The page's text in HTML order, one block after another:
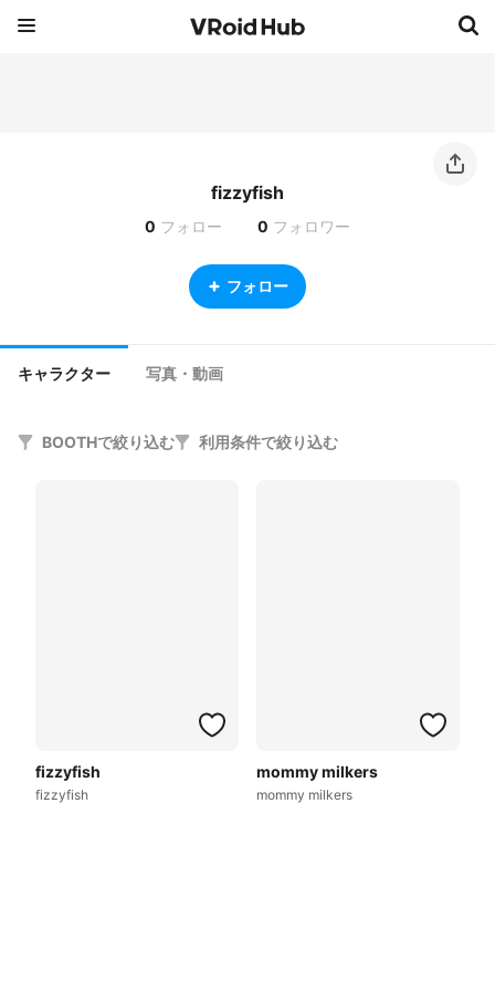
fizzyfish
0 フォロー 0 フォロワー
フォロー
キャラクター 写真・動画
BOOTHで絞り込む 利用条件で絞り込む
fizzyfish
fizzyfish
mommy milkers
mommy milkers